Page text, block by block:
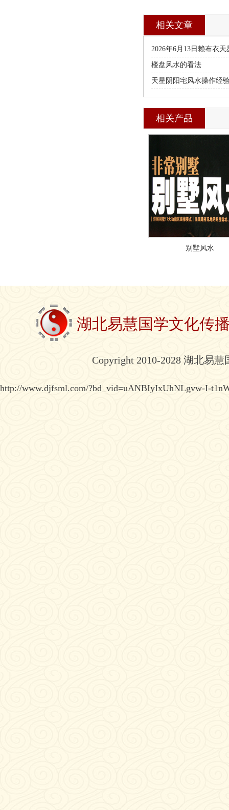
相关文章
2026年6月13日赖布衣
龙点穴班
楼盘风水的看法
天星阴阳宅风水操作经
相关产品
别墅风水
湖北易慧国学文化传
Copyright 2010-2028 湖北易
http://www.djfsml.com/?bd_vid=uANBIyIxUhNLgvw-I-